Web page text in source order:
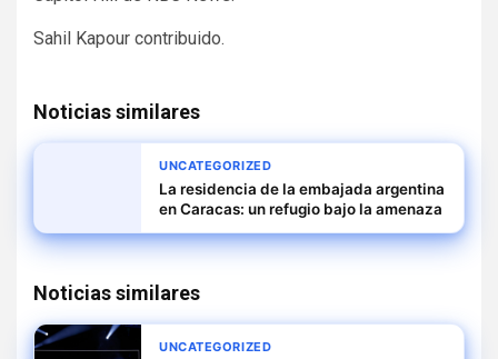
Sahil Kapour contribuido.
Noticias similares
UNCATEGORIZED
La residencia de la embajada argentina
en Caracas: un refugio bajo la amenaza
Noticias similares
UNCATEGORIZED